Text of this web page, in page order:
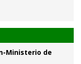
Ministerio de